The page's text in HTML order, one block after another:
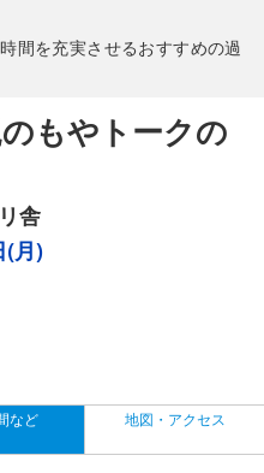
間を充実させるおすすめの過
もやトークの
舎
(月)
など 地図・アクセス